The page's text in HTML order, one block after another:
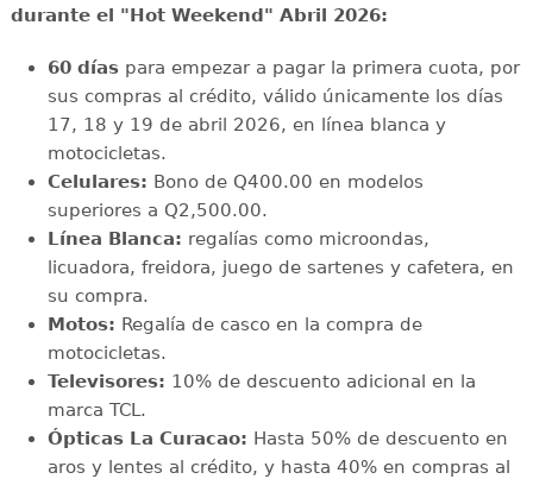
durante el "Hot Weekend" Abril 2026:
60 días para empezar a pagar la primera cuota, por
sus compras al crédito, válido únicamente los días
17, 18 y 19 de abril 2026, en línea blanca y
motocicletas.
Celulares: Bono de Q400.00 en modelos
superiores a Q2,500.00.
Línea Blanca: regalías como microondas,
licuadora, freidora, juego de sartenes y cafetera, en
su compra.
Motos: Regalía de casco en la compra de
motocicletas.
Televisores: 10% de descuento adicional en la
marca TCL.
Ópticas La Curacao: Hasta 50% de descuento en
aros y lentes al crédito, y hasta 40% en compras al